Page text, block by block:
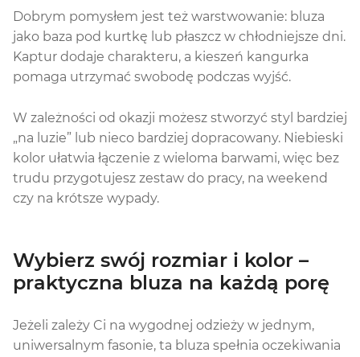
Dobrym pomysłem jest też warstwowanie: bluza
jako baza pod kurtkę lub płaszcz w chłodniejsze dni.
Kaptur dodaje charakteru, a kieszeń kangurka
pomaga utrzymać swobodę podczas wyjść.
W zależności od okazji możesz stworzyć styl bardziej
„na luzie” lub nieco bardziej dopracowany. Niebieski
kolor ułatwia łączenie z wieloma barwami, więc bez
trudu przygotujesz zestaw do pracy, na weekend
czy na krótsze wypady.
Wybierz swój rozmiar i kolor –
praktyczna bluza na każdą porę
Jeżeli zależy Ci na wygodnej odzieży w jednym,
uniwersalnym fasonie, ta bluza spełnia oczekiwania